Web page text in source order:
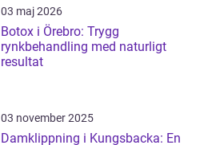
03 maj 2026
Botox i Örebro: Trygg
rynkbehandling med naturligt
resultat
03 november 2025
Damklippning i Kungsbacka: En